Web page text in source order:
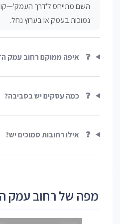
השם מתייחס ל'דרך העמק'—קו
נמוכות בעמק או בערוץ נחל.
❓ איפה ממוקם רחוב עמק
❓ כמה עסקים יש בסביבה?
❓ אילו רחובות סמוכים יש?
מפה של רחוב עמק